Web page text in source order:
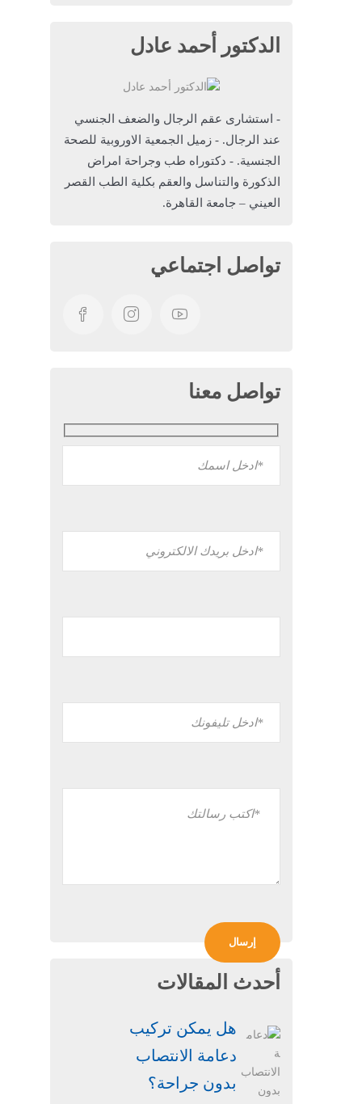
الدكتور أحمد عادل
- استشارى عقم الرجال والضعف الجنسي
عند الرجال. - زميل الجمعية الاوروبية للصحة
الجنسية. - دكتوراه طب وجراحة امراض
الذكورة والتناسل والعقم بكلية الطب القصر
العيني – جامعة القاهرة.
تواصل اجتماعي
تواصل معنا
أحدث المقالات
هل يمكن تركيب
دعامة الانتصاب
بدون جراحة​؟